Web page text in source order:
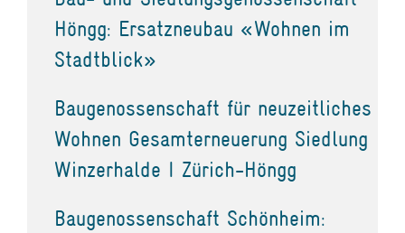
Höngg: Ersatzneubau «Wohnen im
Stadtblick»
Baugenossenschaft für neuzeitliches
Wohnen Gesamterneuerung Siedlung
Winzerhalde I Zürich-Höngg
Baugenossenschaft Schönheim: